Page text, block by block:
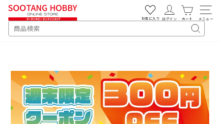
SEARCH
キ
ー
ド
検
索
お気に入り ログイン カート メニュー